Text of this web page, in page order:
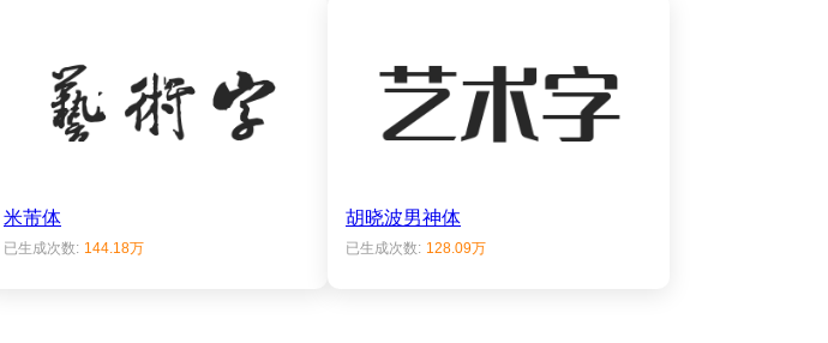
米芾体
已生成次数: 144.18万
胡晓波男神体
已生成次数: 128.09万